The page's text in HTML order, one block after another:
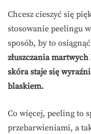
Chcesz cieszyć się
stosowanie peelingu
sposób, by to
złuszczania
skóra staje się
blaskiem.
Co więcej, peeling to
przebarwieniami, a